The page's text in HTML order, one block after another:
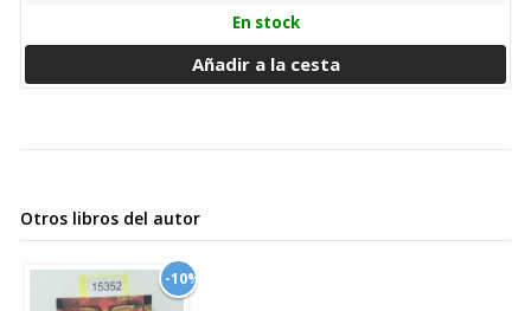
En stock
Añadir a la cesta
Otros libros del autor
-10%